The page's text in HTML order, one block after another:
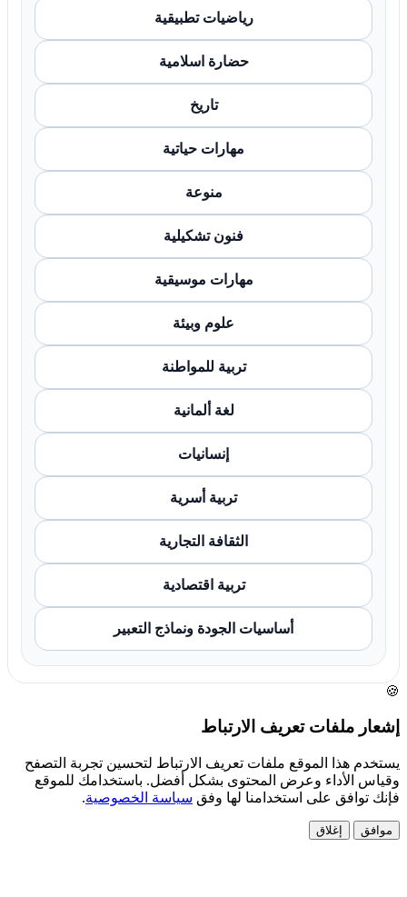
رياضيات تطبيقية
حضارة اسلامية
تاريخ
مهارات حياتية
منوعة
فنون تشكيلية
مهارات موسيقية
علوم وبيئة
تربية للمواطنة
لغة ألمانية
إنسانيات
تربية أسرية
الثقافة التجارية
تربية اقتصادية
أساسيات الجودة ونماذج التعبير
🍪
إشعار ملفات تعريف الارتباط
يستخدم هذا الموقع ملفات تعريف الارتباط لتحسين تجربة التصفح
وقياس الأداء وعرض المحتوى بشكل أفضل. باستخدامك للموقع
فإنك توافق على استخدامنا لها وفق سياسة الخصوصية.
موافق إغلاق